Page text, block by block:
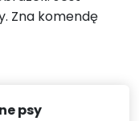
Zna komendę
psy